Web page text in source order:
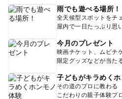
雨でも遊べる場所！
全天候型スポットをチ
屋内で一日たっぷり思
今月のプレゼント
映画チケット、ムビチ
限定グッズなどが当た
子どもがキラめく
その道のプロに教わる
こだわりの親子体験プ